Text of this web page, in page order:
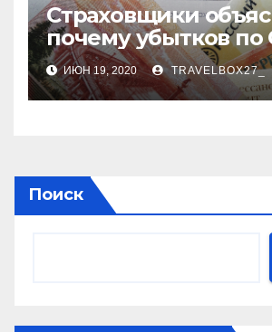
Страховщики
почему убытков
стало меньше
ИЮН 19, 2020 TRAVELBOX27_
Поиск